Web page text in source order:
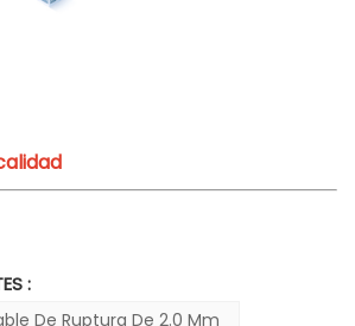
:
De Ruptura De 2.0 Mm